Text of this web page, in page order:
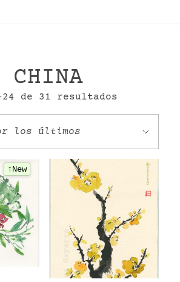
CHINA
de 31 resultados
↑New